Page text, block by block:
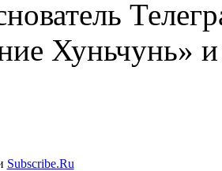
Хуньчунь»
Subscribe.Ru